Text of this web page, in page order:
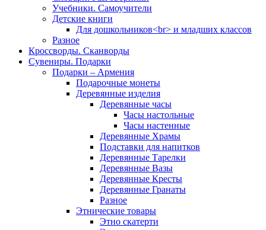
Учебники. Самоучители
Детские книги
Для дошкольников<br> и младших классов
Разное
Кроссворды. Сканворды
Сувениры. Подарки
Подарки – Армения
Подарочные монеты
Деревянные изделия
Деревянные часы
Часы настольные
Часы настенные
Деревянные Храмы
Подставки для напитков
Деревянные Тарелки
Деревянные Вазы
Деревянные Кресты
Деревянные Гранаты
Разное
Этнические товары
Этно скатерти